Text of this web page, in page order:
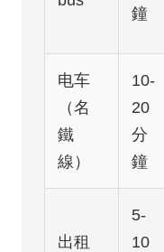
鐘
电车
（名
鐵
線）
10-
20
分
鐘
出租
5-
10